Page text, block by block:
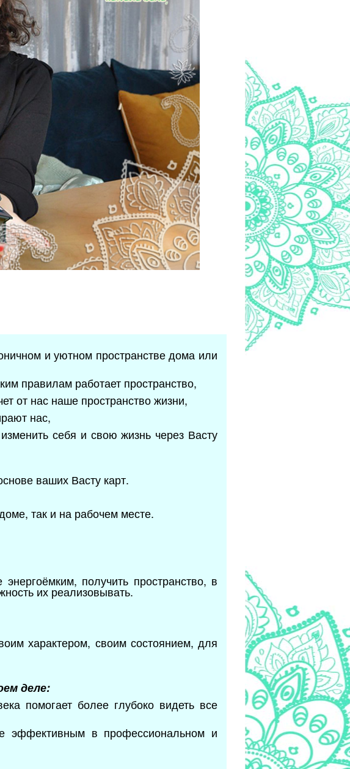
и уютном пространстве дома или
правилам работает пространство,
от нас наше пространство жизни,
нас,
себя и свою жизнь через Васту
ваших Васту карт.
так и на рабочем месте.
получить пространство, в
их реализовывать.
характером, своим состоянием, для
деле:
помогает более глубоко видеть все
эффективным в профессиональном и